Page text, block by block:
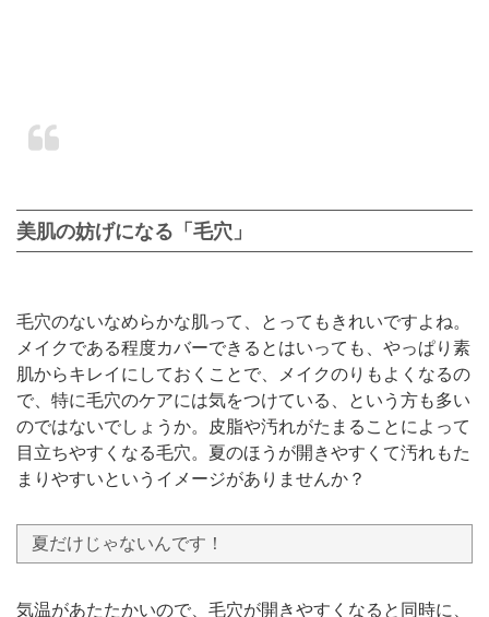
美肌の妨げになる「毛穴」
毛穴のないなめらかな肌って、とってもきれいですよね。
メイクである程度カバーできるとはいっても、やっぱり素
肌からキレイにしておくことで、メイクのりもよくなるの
で、特に毛穴のケアには気をつけている、という方も多い
のではないでしょうか。皮脂や汚れがたまることによって
目立ちやすくなる毛穴。夏のほうが開きやすくて汚れもた
まりやすいというイメージがありませんか？
夏だけじゃないんです！
気温があたたかいので、毛穴が開きやすくなると同時に、